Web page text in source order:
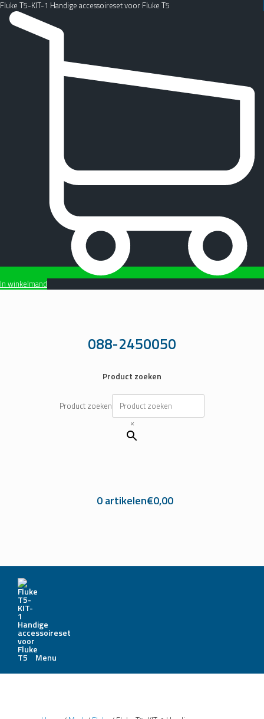
Fluke T5-KIT-1 Handige accessoireset voor Fluke T5
In winkelmand
088-2450050
Product zoeken
Product zoeken
×
0 artikelen€0,00
Menu